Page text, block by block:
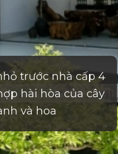
trước nhà cấp 4
hài hòa của cây
và hoa